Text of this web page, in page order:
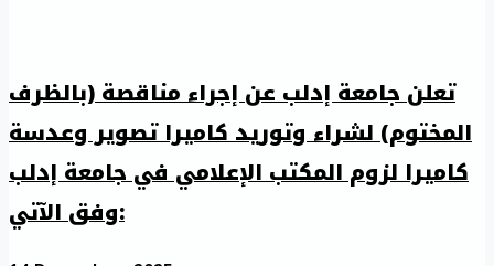
تعلن جامعة إدلب عن إجراء مناقصة (بالظرف
المختوم) لشراء وتوريد كاميرا تصوير وعدسة
كاميرا لزوم المكتب الإعلامي في جامعة إدلب
وفق الآتي: